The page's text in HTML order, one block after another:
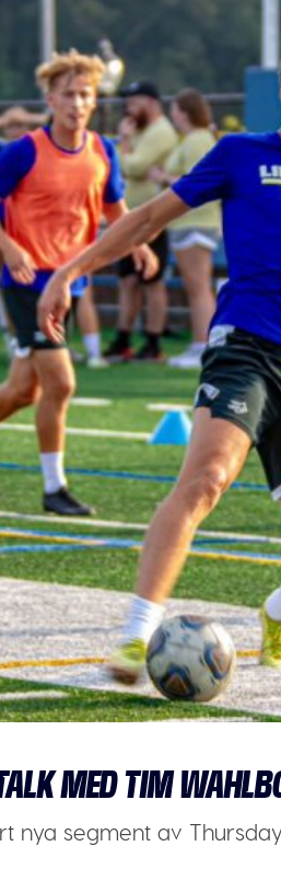
MED TIM
nya segment av